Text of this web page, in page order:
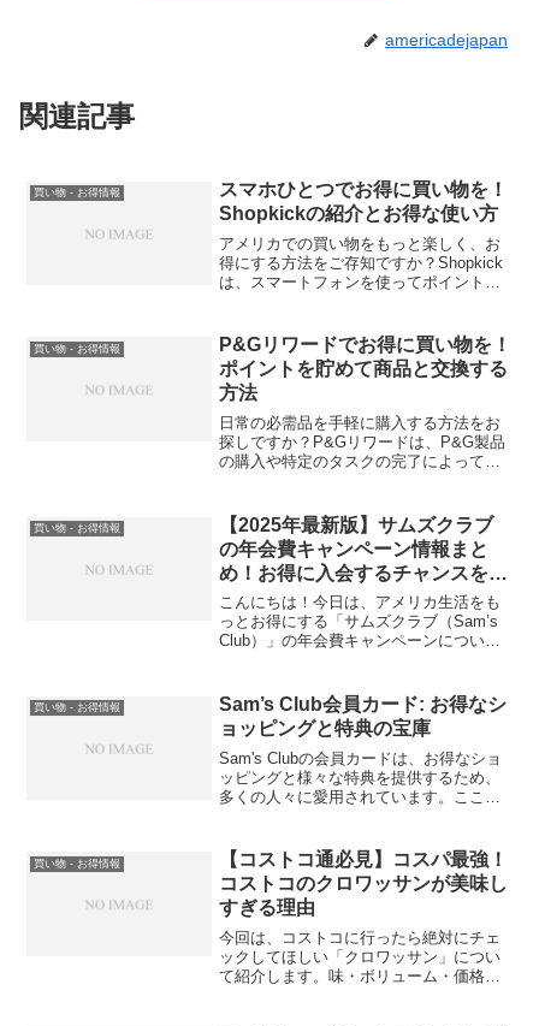
americadejapan
関連記事
買い物 - お得情報
スマホひとつでお得に買い物を！
Shopkickの紹介とお得な使い方
アメリカでの買い物をもっと楽しく、お
得にする方法をご存知ですか？Shopkick
は、スマートフォンを使ってポイントを
やショッピングモールでの買い物がより
楽しくなります！
買い物 - お得情報
P&Gリワードでお得に買い物を！
ポイントを貯めて商品と交換する
方法
日常の必需品を手軽に購入する方法をお
探しですか？P&Gリワードは、P&G製品
の購入や特定のタスクの完了によってポ
いプログラムです。今すぐ参加して、お
得なポイントを手に入れましょう！
買い物 - お得情報
【2025年最新版】サムズクラブ
の年会費キャンペーン情報まと
め！お得に入会するチャンスを逃
さないで！
こんにちは！今日は、アメリカ生活をも
っとお得にする「サムズクラブ（Sam’s
Club）」の年会費キャンペーンについて
買い物 - お得情報
Sam’s Club会員カード: お得なシ
ョッピングと特典の宝庫
Sam's Clubの会員カードは、お得なショ
ッピングと様々な特典を提供するため、
多くの人々に愛用されています。ここで
Sam's Clubが属する系列の会社について
も解説します。
買い物 - お得情報
【コストコ通必見】コスパ最強！
コストコのクロワッサンが美味し
すぎる理由
今回は、コストコに行ったら絶対にチェ
ックしてほしい「クロワッサン」につい
て紹介します。味・ボリューム・価格、